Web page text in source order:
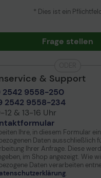
für
Content
Canvas React Plus
90 (V90)
Kinokameras um.
* Dies ist ein
Frage stellen
& Support
2542 9558-250
2542 9558-234
& 13-16 Uhr
Ihre, in diesem Formular
Daten ausschließlich
Ihrer Anfrage. Diese
im Shop angezeigt. Wie
Daten verarbeiten
.